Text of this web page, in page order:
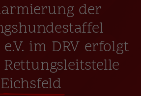
der
im DRV erfolgt
Eichsfeld